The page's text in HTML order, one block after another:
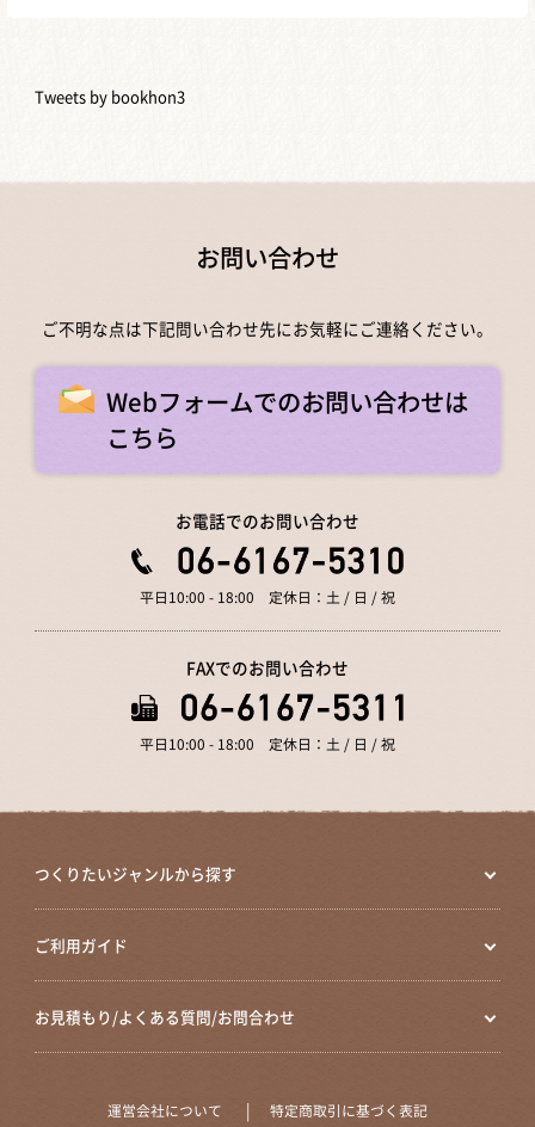
Tweets by bookhon3
お問い合わせ
ご不明な点は下記問い合わせ先にお気軽にご連絡ください。
Webフォームでのお問い合わせは
こちら
お電話でのお問い合わせ
平日10:00 - 18:00 定休日：土 / 日 / 祝
FAXでのお問い合わせ
平日10:00 - 18:00 定休日：土 / 日 / 祝
つくりたいジャンルから探す
ご利用ガイド
お見積もり/よくある質問/お問合わせ
運営会社について 特定商取引に基づく表記